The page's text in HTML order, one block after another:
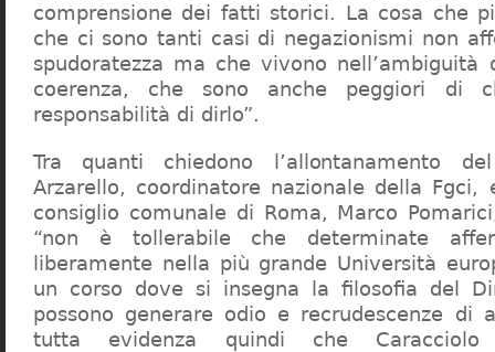
comprensione dei fatti storici. La cosa che
che ci sono tanti casi di negazionismi non
spudoratezza ma che vivono nell’ambiguità
coerenza, che sono anche peggiori di
responsabilità di dirlo”.
Tra quanti chiedono l’allontanamento
Arzarello, coordinatore nazionale della
consiglio comunale di Roma, Marco
“non è tollerabile che determinate
liberamente nella più grande Università
un corso dove si insegna la filosofia del
possono generare odio e recrudescenze di
tutta evidenza quindi che